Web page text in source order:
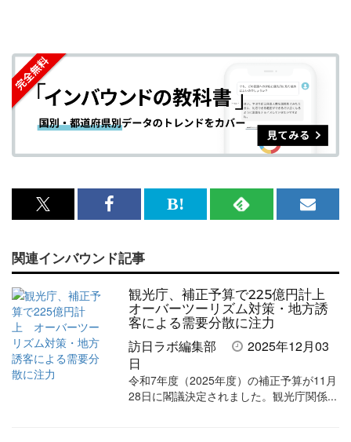
x<br>
記
事
を
シ
ェ
ア
Facebook<br>
記
は
ブ
ッ
ク
ー
ク
RSS
事
を
購
す
る
メ
ガ
登
録
る
関連インバウンド記事
観光庁、補正予算で225億円計上
オーバーツーリズム対策・地方誘
客による需要分散に注力
訪日ラボ編集部
2025年12月03
日
令和7年度（2025年度）の補正予算が11月
28日に閣議決定されました。観光庁関係...